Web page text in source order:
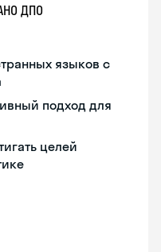
ДПО
языков с
подход для
целей